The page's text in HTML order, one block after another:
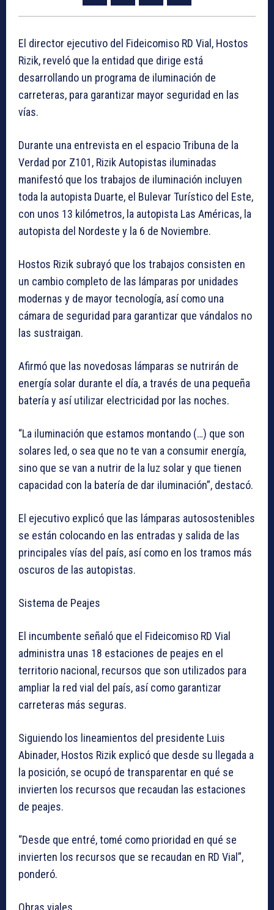
El director ejecutivo del Fideicomiso RD Vial, Hostos
Rizik, reveló que la entidad que dirige está
desarrollando un programa de iluminación de
carreteras, para garantizar mayor seguridad en las
vías.
Durante una entrevista en el espacio Tribuna de la
Verdad por Z101, Rizik Autopistas iluminadas
manifestó que los trabajos de iluminación incluyen
toda la autopista Duarte, el Bulevar Turístico del Este,
con unos 13 kilómetros, la autopista Las Américas, la
autopista del Nordeste y la 6 de Noviembre.
Hostos Rizik subrayó que los trabajos consisten en
un cambio completo de las lámparas por unidades
modernas y de mayor tecnología, así como una
cámara de seguridad para garantizar que vándalos no
las sustraigan.
Afirmó que las novedosas lámparas se nutrirán de
energía solar durante el día, a través de una pequeña
batería y así utilizar electricidad por las noches.
“La iluminación que estamos montando (…) que son
solares led, o sea que no te van a consumir energía,
sino que se van a nutrir de la luz solar y que tienen
capacidad con la batería de dar iluminación”, destacó.
El ejecutivo explicó que las lámparas autosostenibles
se están colocando en las entradas y salida de las
principales vías del país, así como en los tramos más
oscuros de las autopistas.
Sistema de Peajes
El incumbente señaló que el Fideicomiso RD Vial
administra unas 18 estaciones de peajes en el
territorio nacional, recursos que son utilizados para
ampliar la red vial del país, así como garantizar
carreteras más seguras.
Siguiendo los lineamientos del presidente Luis
Abinader, Hostos Rizik explicó que desde su llegada a
la posición, se ocupó de transparentar en qué se
invierten los recursos que recaudan las estaciones
de peajes.
“Desde que entré, tomé como prioridad en qué se
invierten los recursos que se recaudan en RD Vial”,
ponderó.
Obras viales